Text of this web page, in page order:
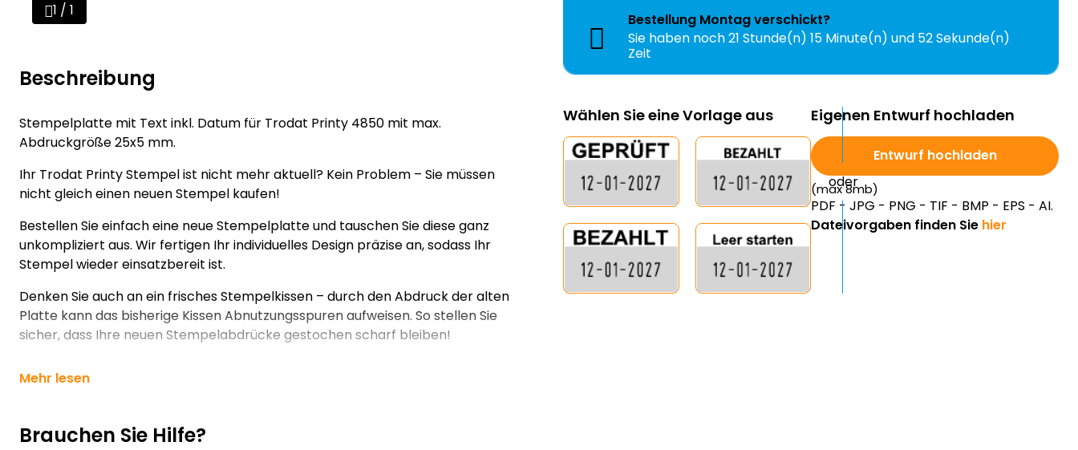
1 / 1
Beschreibung
Stempelplatte mit Text inkl. Datum für Trodat Printy 4850 mit max.
Abdruckgröße 25x5 mm.
Ihr Trodat Printy Stempel ist nicht mehr aktuell? Kein Problem – Sie müssen
nicht gleich einen neuen Stempel kaufen!
Bestellen Sie einfach eine neue Stempelplatte und tauschen Sie diese ganz
unkompliziert aus. Wir fertigen Ihr individuelles Design präzise an, sodass Ihr
Stempel wieder einsatzbereit ist.
Denken Sie auch an ein frisches Stempelkissen – durch den Abdruck der alten
Platte kann das bisherige Kissen Abnutzungsspuren aufweisen. So stellen Sie
sicher, dass Ihre neuen Stempelabdrücke gestochen scharf bleiben!
Mehr lesen
Brauchen Sie Hilfe?
Bestellung Montagverschickt?
Sie haben noch21 Stunde(n) 15 Minute(n) und 50 Sekunde(n)
Zeit
Wählen Sie eine Vorlage aus Eigenen Entwurf hochladen
Entwurf hochladen
(max 8mb)
PDF - JPG - PNG - TIF - BMP - EPS - AI.
Dateivorgaben finden Sie hier